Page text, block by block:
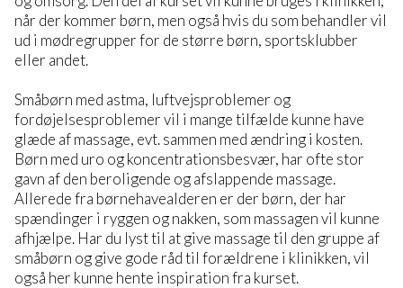
når der kommer børn, men også hvis du som behandler vil
ud i mødregrupper for de større børn, sportsklubber
eller andet.
Småbørn med astma, luftvejsproblemer og
fordøjelsesproblemer vil i mange tilfælde kunne have
glæde af massage, evt. sammen med ændring i kosten.
Børn med uro og koncentrationsbesvær, har ofte stor
gavn af den beroligende og afslappende massage.
Allerede fra børnehavealderen er der børn, der har
spændinger i ryggen og nakken, som massagen vil kunne
afhjælpe. Har du lyst til at give massage til den gruppe af
småbørn og give gode råd til forældrene i klinikken, vil
også her kunne hente inspiration fra kurset.